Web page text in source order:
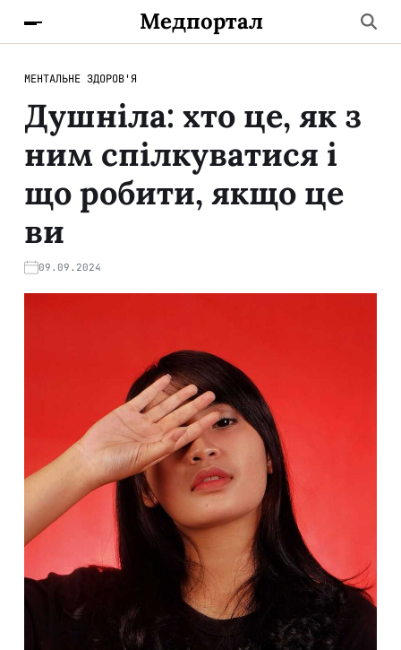
Медпортал
МЕНТАЛЬНЕ ЗДОРОВ'Я
Душніла: хто це, як з
ним спілкуватися і
що робити, якщо це
ви
09.09.2024